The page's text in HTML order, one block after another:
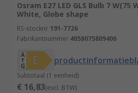
Osram E27 LED GLS Bulb 7 W(75
White, Globe shape
RS-stocknr. 191-7726
Fabrikantnummer 4058075809406
Subtotaal (1 eenheid)
€ 16,83(excl. BTW)